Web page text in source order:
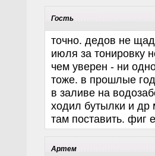
Гость
точно. дедов не
июля за тонировку
чем уверен - ни
тоже. в прошлые
в заливе на
ходил бутылки и др
там поставить. фиг
Артем